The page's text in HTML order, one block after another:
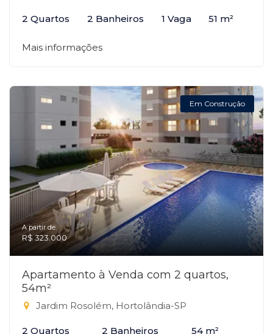
2 Quartos 2 Banheiros 1 Vaga 51 m²
Mais informações
Em Construção
A partir de:
R$ 323.000
Apartamento à Venda com 2 quartos,
54m²
Jardim Rosolém, Hortolândia-SP
2 Quartos 2 Banheiros 54 m²